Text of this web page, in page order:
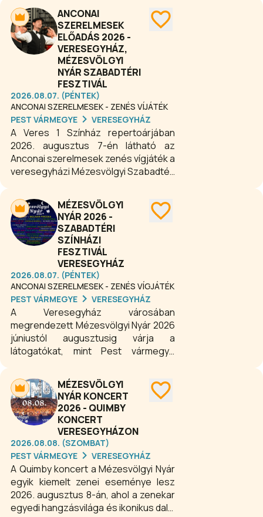
ANCONAI
SZERELMESEK
ELŐADÁS 2026 -
VERESEGYHÁZ,
MÉZESVÖLGYI
NYÁR SZABADTÉRI
FESZTIVÁL
2026.08.07. (PÉNTEK)
ANCONAI SZERELMESEK - ZENÉS VÍJÁTÉK
PEST VÁRMEGYE
VERESEGYHÁZ
A Veres 1 Színház repertoárjában
2026. augusztus 7-én látható az
Anconai szerelmesek zenés vígjáték a
veresegyházi Mézesvölgyi Szabadtéri
folytatódik augusztus 11-én a
Balatonon, miközben a darab az olasz
vásári komédiák legjobb
hagyományait ötvözi a hagyományos
magyar humorral. A hetvenes évek
legismertebb olasz slágerei és a
szórakoztató karakterek garantálják a
felejthetetlen színpadi élményt
minden néző számára.
MÉZESVÖLGYI
NYÁR 2026 -
SZABADTÉRI
SZÍNHÁZI
FESZTIVÁL
VERESEGYHÁZ
2026.08.07. (PÉNTEK)
ANCONAI SZERELMESEK - ZENÉS VÍGJÁTÉK
PEST VÁRMEGYE
VERESEGYHÁZ
A Veresegyház városában
megrendezett Mézesvölgyi Nyár 2026
júniustól augusztusig várja a
látogatókat, mint Pest vármegye
szabadtéri fesztiválja, ahol
sikerdarabok és kiváló színészek
garantálják a minőségi szórakozást. A
fesztivál programjai között különböző
műfajú színházi előadások, koncertek
és családi darabok is szerepelnek, így
minden korosztály számára ideális
nyári kulturális élményt kínál.
MÉZESVÖLGYI
NYÁR KONCERT
2026 - QUIMBY
KONCERT
VERESEGYHÁZON
2026.08.08. (SZOMBAT)
PEST VÁRMEGYE
VERESEGYHÁZ
A Quimby koncert a Mézesvölgyi Nyár
egyik kiemelt zenei eseménye lesz
2026. augusztus 8-án, ahol a zenekar
egyedi hangzásvilága és ikonikus dalai